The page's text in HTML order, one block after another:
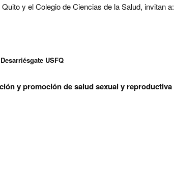
y elColegio de Ciencias de la Salud, invitan a:
Desarriésgate USFQ
y promoción de salud sexual y reproductiva